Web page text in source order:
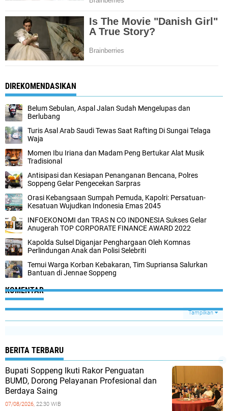
DIREKOMENDASIKAN
Belum Sebulan, Aspal Jalan Sudah Mengelupas dan
Berlubang
Turis Asal Arab Saudi Tewas Saat Rafting Di Sungai Telaga
Waja
Momen Ibu Iriana dan Madam Peng Bertukar Alat Musik
Tradisional
Antisipasi dan Kesiapan Penanganan Bencana, Polres
Soppeng Gelar Pengecekan Sarpras
Orasi Kebangsaan Sumpah Pemuda, Kapolri: Persatuan-
Kesatuan Wujudkan Indonesia Emas 2045
INFOEKONOMI dan TRAS N CO INDONESIA Sukses Gelar
Anugerah TOP CORPORATE FINANCE AWARD 2022
Kapolda Sulsel Diganjar Penghargaan Oleh Komnas
Perlindungan Anak dan Polisi Selebriti
Temui Warga Korban Kebakaran, Tim Supriansa Salurkan
Bantuan di Jennae Soppeng
KOMENTAR
Tampilkan
BERITA TERBARU
Bupati Soppeng Ikuti Rakor Penguatan
BUMD, Dorong Pelayanan Profesional dan
Berdaya Saing
07/08/2026, 22:30 WIB